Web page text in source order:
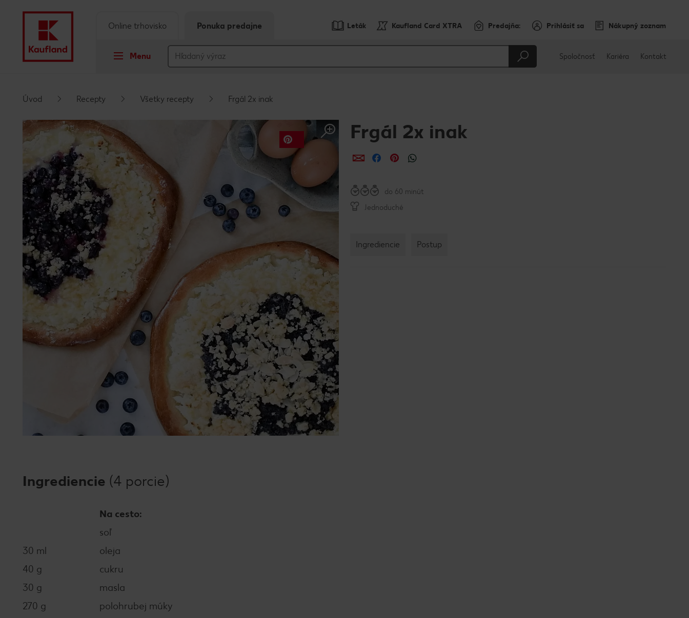
Päta
Vyskakovací bočný panel
Leták Kaufland Card XTRA Predajňa: Prihlásiť sa Nákupný zoznam
Menu
Online trhovisko Ponuka predajne
Spoločnosť Kariéra Kontakt
Úvod Recepty Všetky recepty Frgál 2x inak
Frgál 2x inak
ZdieľaťZdieľaťZdieľať
do 60 minút
Jednoduché
Ingrediencie Postup
Ingrediencie (4 porcie)
Na cesto:
soľ
30 ml
oleja
40 g
cukru
30 g
masla
270 g
polohrubej múky